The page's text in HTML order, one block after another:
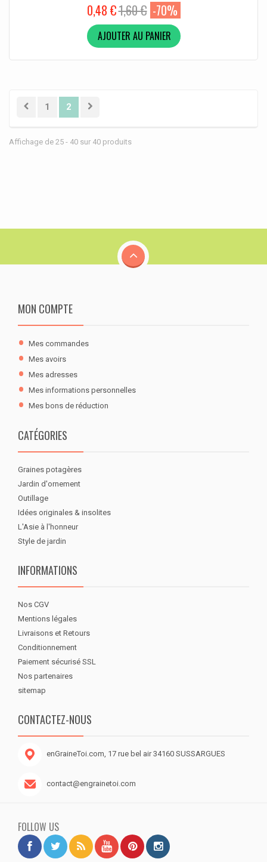
0,48 €1,60 € -70%
AJOUTER AU PANIER
1 2
Affichage de 25 - 40 sur 40 produits
MON COMPTE
Mes commandes
Mes avoirs
Mes adresses
Mes informations personnelles
Mes bons de réduction
CATÉGORIES
Graines potagères
Jardin d'ornement
Outillage
Idées originales & insolites
L'Asie à l'honneur
Style de jardin
INFORMATIONS
Nos CGV
Mentions légales
Livraisons et Retours
Conditionnement
Paiement sécurisé SSL
Nos partenaires
sitemap
CONTACTEZ-NOUS
enGraineToi.com, 17 rue bel air 34160 SUSSARGUES
contact@engrainetoi.com
FOLLOW US